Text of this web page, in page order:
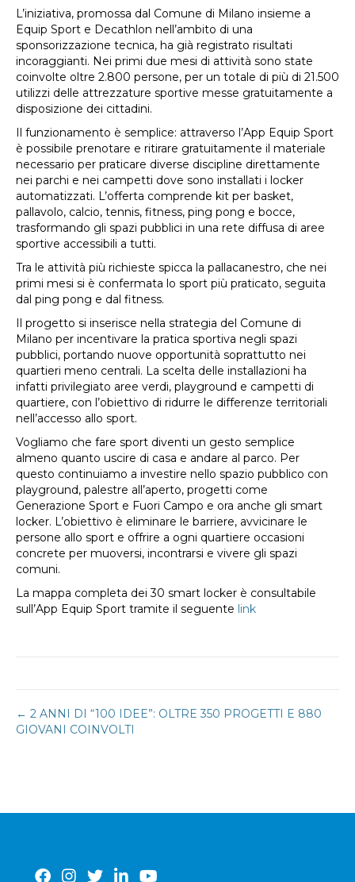
L’iniziativa, promossa dal Comune di Milano insieme a
Equip Sport e Decathlon nell’ambito di una
sponsorizzazione tecnica, ha già registrato risultati
incoraggianti. Nei primi due mesi di attività sono state
coinvolte oltre 2.800 persone, per un totale di più di 21.500
utilizzi delle attrezzature sportive messe gratuitamente a
disposizione dei cittadini.
Il funzionamento è semplice: attraverso l’App Equip Sport
è possibile prenotare e ritirare gratuitamente il materiale
necessario per praticare diverse discipline direttamente
nei parchi e nei campetti dove sono installati i locker
automatizzati. L’offerta comprende kit per basket,
pallavolo, calcio, tennis, fitness, ping pong e bocce,
trasformando gli spazi pubblici in una rete diffusa di aree
sportive accessibili a tutti.
Tra le attività più richieste spicca la pallacanestro, che nei
primi mesi si è confermata lo sport più praticato, seguita
dal ping pong e dal fitness.
Il progetto si inserisce nella strategia del Comune di
Milano per incentivare la pratica sportiva negli spazi
pubblici, portando nuove opportunità soprattutto nei
quartieri meno centrali. La scelta delle installazioni ha
infatti privilegiato aree verdi, playground e campetti di
quartiere, con l’obiettivo di ridurre le differenze territoriali
nell’accesso allo sport.
Vogliamo che fare sport diventi un gesto semplice
almeno quanto uscire di casa e andare al parco. Per
questo continuiamo a investire nello spazio pubblico con
playground, palestre all’aperto, progetti come
Generazione Sport e Fuori Campo e ora anche gli smart
locker. L’obiettivo è eliminare le barriere, avvicinare le
persone allo sport e offrire a ogni quartiere occasioni
concrete per muoversi, incontrarsi e vivere gli spazi
comuni.
La mappa completa dei 30 smart locker è consultabile
sull’App Equip Sport tramite il seguente link
Navigazione
← 2 ANNI DI “100 IDEE”: OLTRE 350 PROGETTI E 880
GIOVANI COINVOLTI